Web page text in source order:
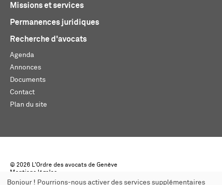
Missions et services
Permanences juridiques
Recherche d'avocats
Agenda
Annonces
Documents
Contact
Plan du site
© 2026 L'Ordre des avocats de Genève
Mentions légales
Créé par monoloco
Bonjour ! Pourrions-nous activer des services supplémentaires